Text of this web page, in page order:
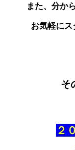
また、分か
お気軽にス
そ
２